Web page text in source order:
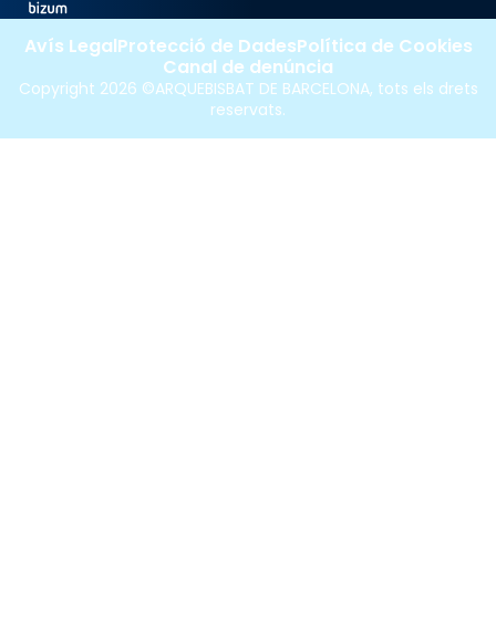
Copyright 2026 ©ARQUEBISBAT DE BARCELONA, tots els drets
reservats.
Avís LegalProtecció de DadesPolítica de Cookies
Canal de denúncia